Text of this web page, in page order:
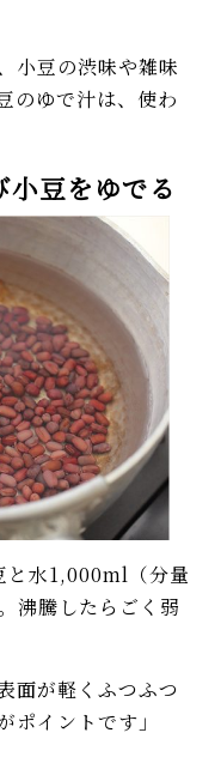
小豆の渋味や雑味
のゆで汁は、使わ
豆をゆでる
と水1,000ml（分量
沸騰したらごく弱
面が軽くふつふつ
ポイントです」